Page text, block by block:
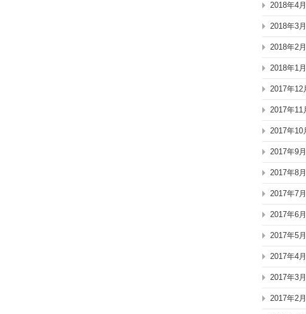
2018年4月
2018年3月
2018年2月
2018年1月
2017年12
2017年11
2017年10
2017年9月
2017年8月
2017年7月
2017年6月
2017年5月
2017年4月
2017年3月
2017年2月